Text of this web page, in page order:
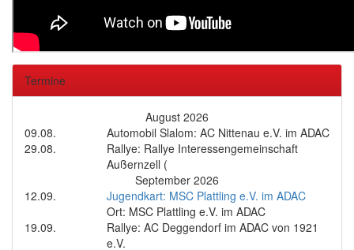
Termine
August 2026
09.08.
Automobil Slalom: AC Nittenau e.V. im ADAC
29.08.
Rallye: Rallye Interessengemeinschaft
Außernzell (
September 2026
12.09.
Jugendkart: MSC Plattling e.V. im ADAC
Ort: MSC Plattling e.V. im ADAC
19.09.
Rallye: AC Deggendorf im ADAC von 1921
e.V.